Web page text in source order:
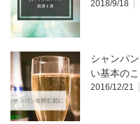
2018/9/18
シャンパ
い基本のこ
2016/12/21